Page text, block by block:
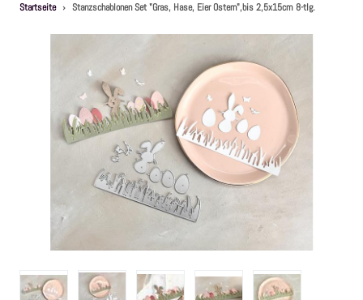
Stanzschablonen
Holzstempel
Clear Stamps
Stempelkissen
Embossing Pulver WOW
Startseite › Stanzschablonen Set "Gras, Hase, Eier Ostern",bis 2,5x15cm 8-tlg.